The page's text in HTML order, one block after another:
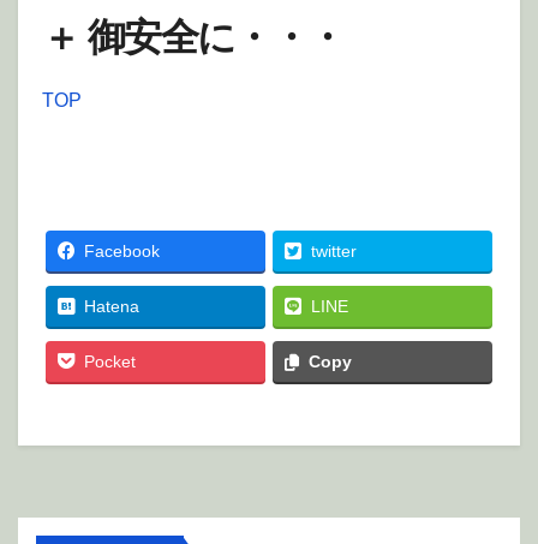
＋ 御安全に・・・
TOP
Facebook twitter
Hatena LINE
Pocket Copy